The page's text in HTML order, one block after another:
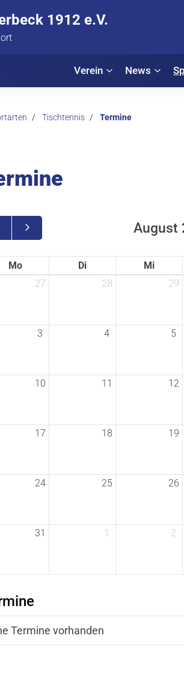
1912 e.V.
Verein News
Tischtennis Termine
August
Mo Di Mi
27
28 29
3 4 5
10 11 12
17 18 19
24 25 26
31 1 2
Termine vorhanden
Sportsuche